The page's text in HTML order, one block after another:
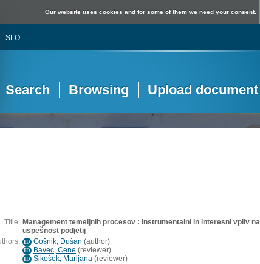
Our website uses cookies and for some of them we need your consent.
SLO
Search Browsing Upload document
Title: Management temeljnih procesov : instrumentalni in interesni vpliv na
uspešnost podjetij
ID Gošnik, Dušan (author)
ID Bavec, Cene (reviewer)
ID Sikošek, Marijana (reviewer)